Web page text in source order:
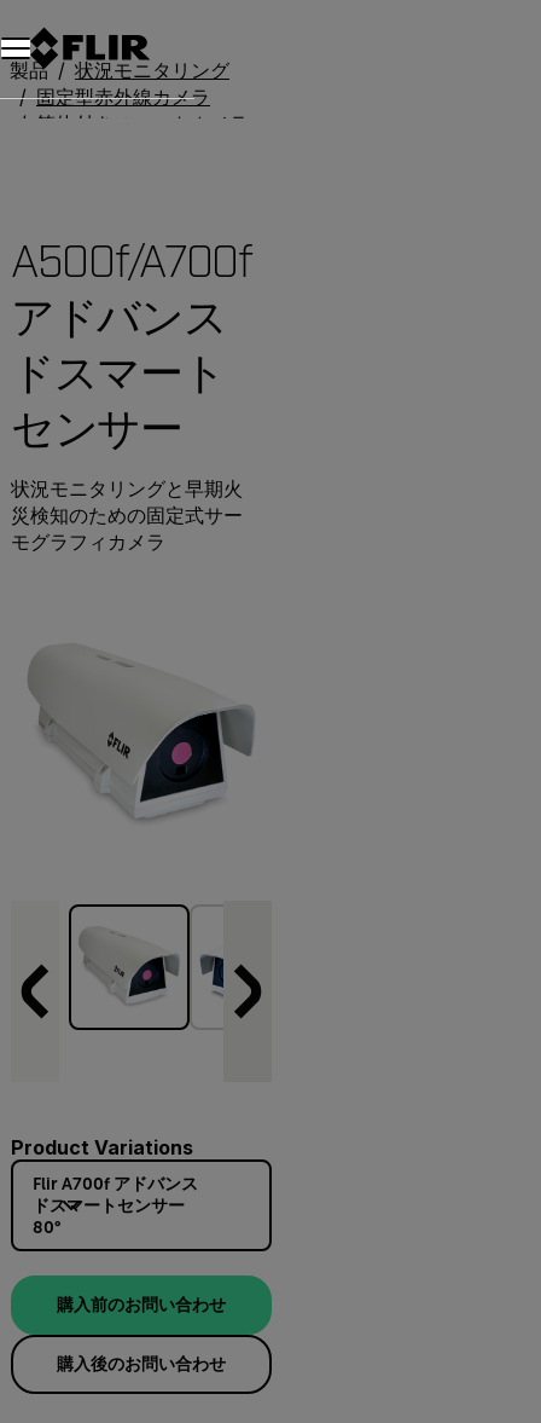
製品
状況モニタリング
固定型赤外線カメラ
筐体付きスマートカメラ
A500f/A700f
アドバンス
ドスマート
センサー
状況モニタリングと早期火
災検知のための固定式サー
モグラフィカメラ
Product Variations
Flir A700f アドバンス
ドスマートセンサー
80°
購入前のお問い合わせ
購入後のお問い合わせ